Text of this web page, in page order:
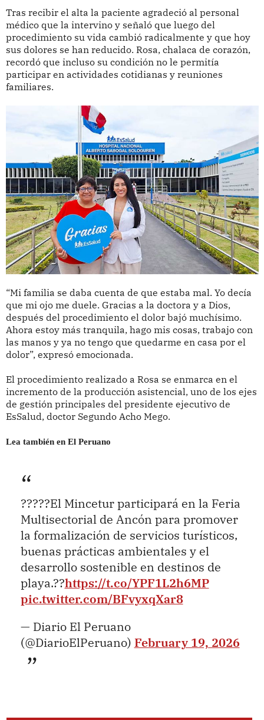
Tras recibir el alta la paciente agradeció al personal
médico que la intervino y señaló que luego del
procedimiento su vida cambió radicalmente y que hoy
sus dolores se han reducido. Rosa, chalaca de corazón,
recordó que incluso su condición no le permitía
participar en actividades cotidianas y reuniones
familiares.
“Mi familia se daba cuenta de que estaba mal. Yo decía
que mi ojo me duele. Gracias a la doctora y a Dios,
después del procedimiento el dolor bajó muchísimo.
Ahora estoy más tranquila, hago mis cosas, trabajo con
las manos y ya no tengo que quedarme en casa por el
dolor”, expresó emocionada.
El procedimiento realizado a Rosa se enmarca en el
incremento de la producción asistencial, uno de los ejes
de gestión principales del presidente ejecutivo de
EsSalud, doctor Segundo Acho Mego.
Lea también en El Peruano
?????El Mincetur participará en la Feria
Multisectorial de Ancón para promover
la formalización de servicios turísticos,
buenas prácticas ambientales y el
desarrollo sostenible en destinos de
playa.??https://t.co/YPF1L2h6MP
pic.twitter.com/BFvyxqXar8
— Diario El Peruano
(@DiarioElPeruano) February 19, 2026